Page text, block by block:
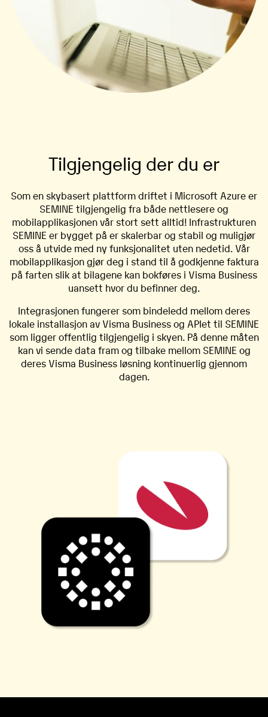
Tilgjengelig der du er
Som en skybasert plattform driftet i Microsoft Azure er
SEMINE tilgjengelig fra både nettlesere og
mobilapplikasjonen vår stort sett alltid! Infrastrukturen
SEMINE er bygget på er skalerbar og stabil og muligjør
oss å utvide med ny funksjonalitet uten nedetid. Vår
mobilapplikasjon gjør deg i stand til å godkjenne faktura
på farten slik at bilagene kan bokføres i Visma Business
uansett hvor du befinner deg.
Integrasjonen fungerer som bindeledd mellom deres
lokale installasjon av Visma Business og APIet til SEMINE
som ligger offentlig tilgjengelig i skyen. På denne måten
kan vi sende data fram og tilbake mellom SEMINE og
deres Visma Business løsning kontinuerlig gjennom
dagen.